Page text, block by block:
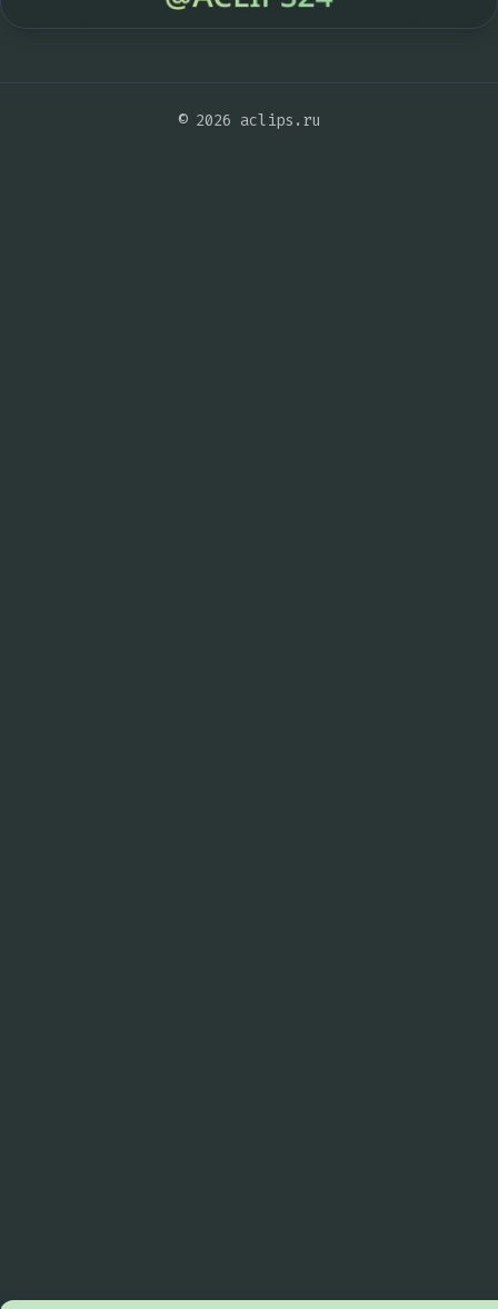
© 2026 aclips.ru